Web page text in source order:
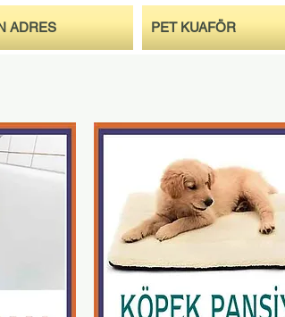
ADRES PET KUAFÖR